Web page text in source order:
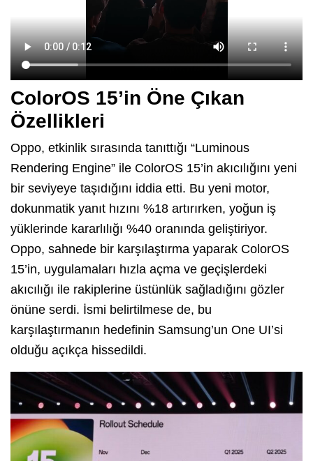
ColorOS 15’in Öne Çıkan
Özellikleri
Oppo, etkinlik sırasında tanıttığı “Luminous
Rendering Engine” ile ColorOS 15’in akıcılığını yeni
bir seviyeye taşıdığını iddia etti. Bu yeni motor,
dokunmatik yanıt hızını %18 artırırken, yoğun iş
yüklerinde kararlılığı %40 oranında geliştiriyor.
Oppo, sahnede bir karşılaştırma yaparak ColorOS
15’in, uygulamaları hızla açma ve geçişlerdeki
akıcılığı ile rakiplerine üstünlük sağladığını gözler
önüne serdi. İsmi belirtilmese de, bu
karşılaştırmanın hedefinin Samsung’un One UI’si
olduğu açıkça hissedildi.